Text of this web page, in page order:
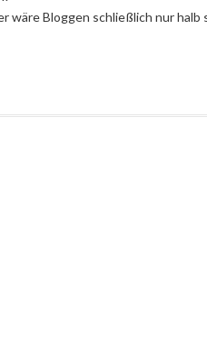
wäre Bloggen schließlich nur